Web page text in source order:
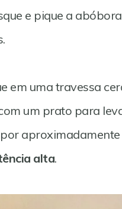
e pique a
em uma travessa
um prato para
aproximadamente
alta.